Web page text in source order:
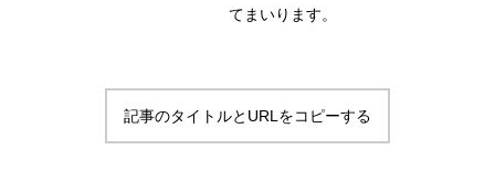
てまいります。
記事のタイトルとURLをコピーする